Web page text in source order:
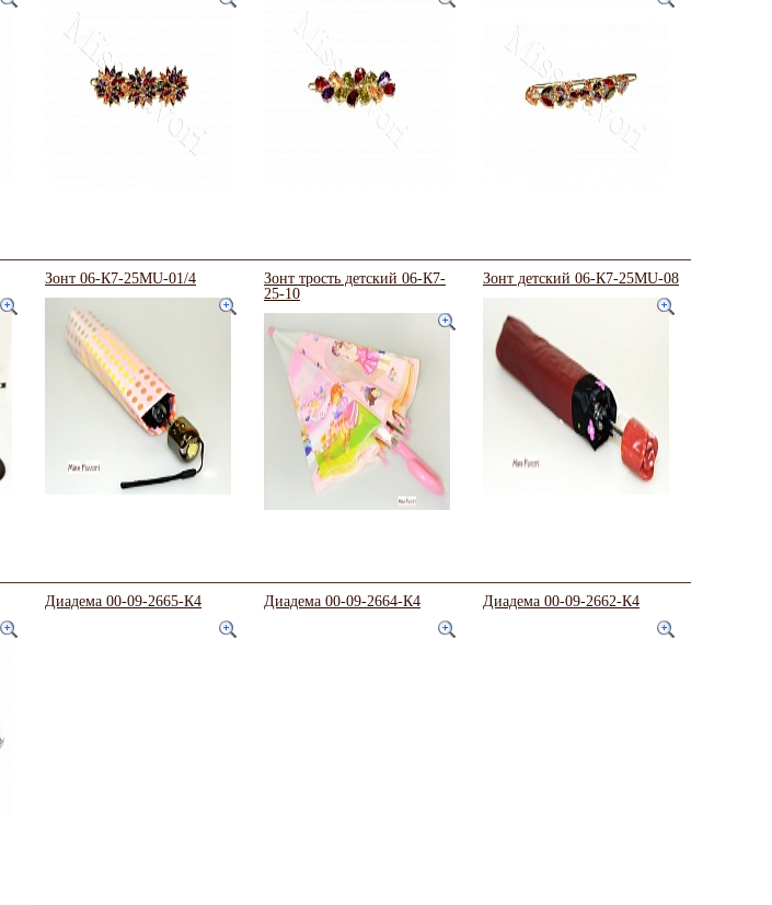
Зонт 06-К7-25MU-01/4
Зонт трость детский 06-К7-
25-10
Зонт детский 06-К7-25MU-08
Диадема 00-09-2665-К4 Диадема 00-09-2664-К4 Диадема 00-09-2662-К4